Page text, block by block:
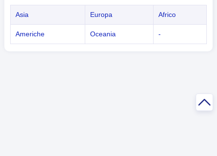
Asia Europa Africo
Americhe Oceania -